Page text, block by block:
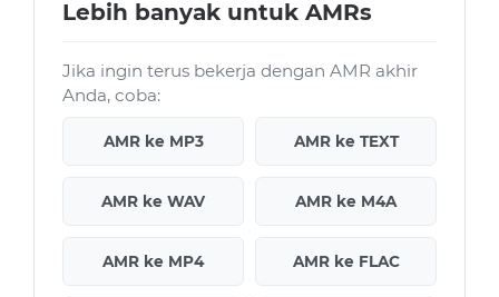
Lebih banyak untuk AMRs
Jika ingin terus bekerja dengan AMR akhir
Anda, coba:
AMR ke MP3 AMR ke TEXT
AMR ke WAV AMR ke M4A
AMR ke MP4 AMR ke FLAC